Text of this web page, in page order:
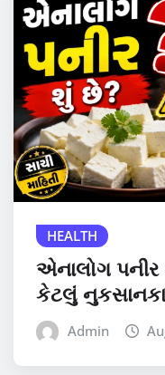
HEALTH
એનાલોગ
કેટલું
Admin